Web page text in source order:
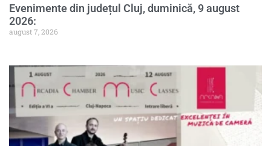
Evenimente din județul Cluj, duminică, 9 august
2026:
august 7, 2026